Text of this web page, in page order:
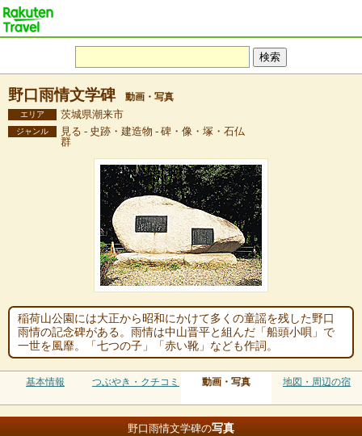
野口雨情文学碑 動画・写真
エリア 茨城県潮来市
ジャンル
見る - 史跡・建造物 - 碑・像・塚・石仏
群
稲荷山公園には大正から昭和にかけて多くの童謡を残した野口
雨情の記念碑がある。雨情は中山晋平と組んだ「船頭小唄」で
一世を風靡。「七つの子」「赤い靴」なども作詞。
基本情報 つぶやき・クチコミ 動画・写真 地図・周辺の宿
野口雨情文学碑の写真